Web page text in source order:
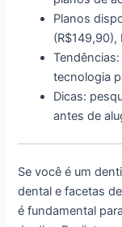
Planos
(R$149,90),
tecnologia
Dicas:
antes de
Se você é um
dental e facetas
é fundamental